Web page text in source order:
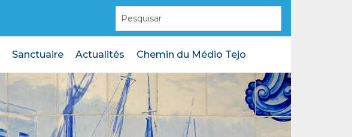
Sanctuaire Actualités Chemin du Médio Tejo